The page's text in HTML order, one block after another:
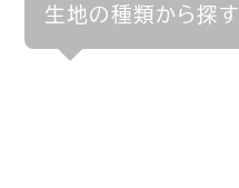
生地の種類から探す